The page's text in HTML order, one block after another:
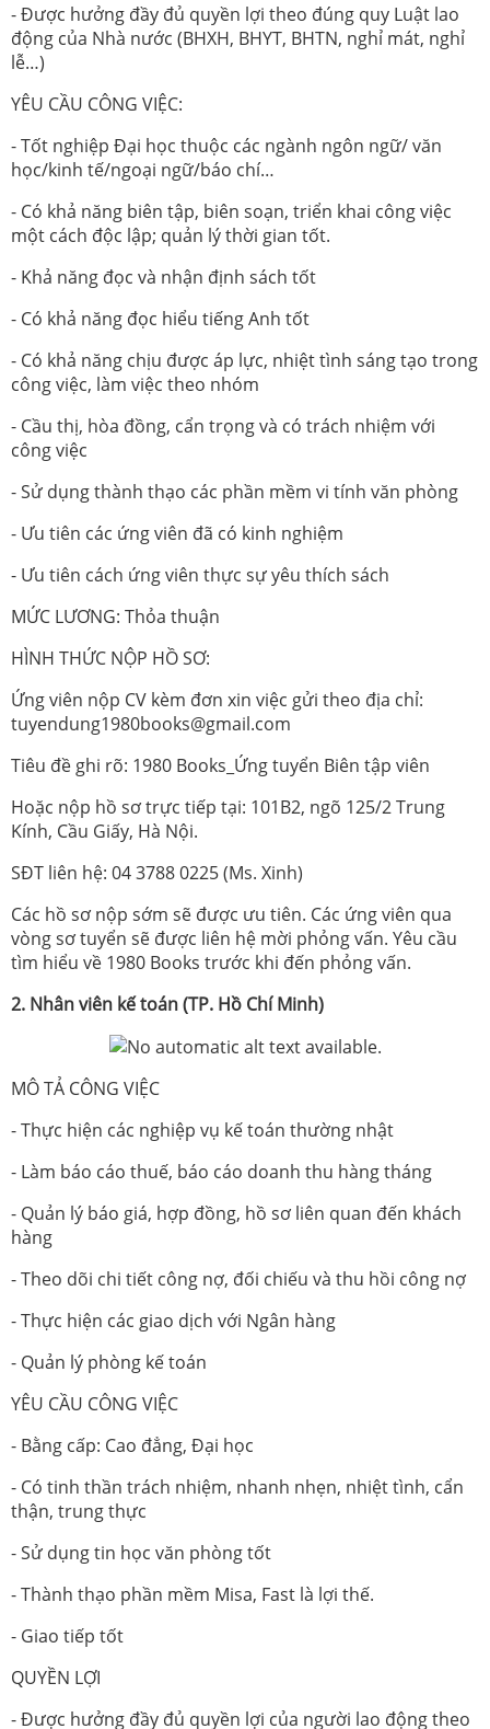
- Được hưởng đầy đủ quyền lợi theo đúng quy Luật lao
động của Nhà nước (BHXH, BHYT, BHTN, nghỉ mát, nghỉ
lễ…)
YÊU CẦU CÔNG VIỆC:
- Tốt nghiệp Đại học thuộc các ngành ngôn ngữ/ văn
học/kinh tế/ngoại ngữ/báo chí…
- Có khả năng biên tập, biên soạn, triển khai công việc
một cách độc lập; quản lý thời gian tốt.
- Khả năng đọc và nhận định sách tốt
- Có khả năng đọc hiểu tiếng Anh tốt
- Có khả năng chịu được áp lực, nhiệt tình sáng tạo trong
công việc, làm việc theo nhóm
- Cầu thị, hòa đồng, cẩn trọng và có trách nhiệm với
công việc
- Sử dụng thành thạo các phần mềm vi tính văn phòng
- Ưu tiên các ứng viên đã có kinh nghiệm
- Ưu tiên cách ứng viên thực sự yêu thích sách
MỨC LƯƠNG: Thỏa thuận
HÌNH THỨC NỘP HỒ SƠ:
Ứng viên nộp CV kèm đơn xin việc gửi theo địa chỉ:
tuyendung1980books@gmail.com
Tiêu đề ghi rõ: 1980 Books_Ứng tuyển Biên tập viên
Hoặc nộp hồ sơ trực tiếp tại: 101B2, ngõ 125/2 Trung
Kính, Cầu Giấy, Hà Nội.
SĐT liên hệ: 04 3788 0225 (Ms. Xinh)
Các hồ sơ nộp sớm sẽ được ưu tiên. Các ứng viên qua
vòng sơ tuyển sẽ được liên hệ mời phỏng vấn. Yêu cầu
tìm hiểu về 1980 Books trước khi đến phỏng vấn.
2. Nhân viên kế toán (TP. Hồ Chí Minh)
MÔ TẢ CÔNG VIỆC
- Thực hiện các nghiệp vụ kế toán thường nhật
- Làm báo cáo thuế, báo cáo doanh thu hàng tháng
- Quản lý báo giá, hợp đồng, hồ sơ liên quan đến khách
hàng
- Theo dõi chi tiết công nợ, đối chiếu và thu hồi công nợ
- Thực hiện các giao dịch với Ngân hàng
- Quản lý phòng kế toán
YÊU CẦU CÔNG VIỆC
- Bằng cấp: Cao đẳng, Đại học
- Có tinh thần trách nhiệm, nhanh nhẹn, nhiệt tình, cẩn
thận, trung thực
- Sử dụng tin học văn phòng tốt
- Thành thạo phần mềm Misa, Fast là lợi thế.
- Giao tiếp tốt
QUYỀN LỢI
- Được hưởng đầy đủ quyền lợi của người lao động theo